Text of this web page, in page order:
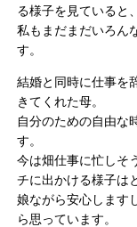
る様子を見ていると、
私もまだまだいろん
す。
結婚と同時に仕事を
きてくれた母。
自分のための自由な
す。
今は畑仕事に忙しそ
チに出かける様子は
娘ながら安心します
ら思っています。